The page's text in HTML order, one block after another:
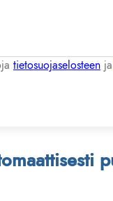
tietosuojaselosteen ja